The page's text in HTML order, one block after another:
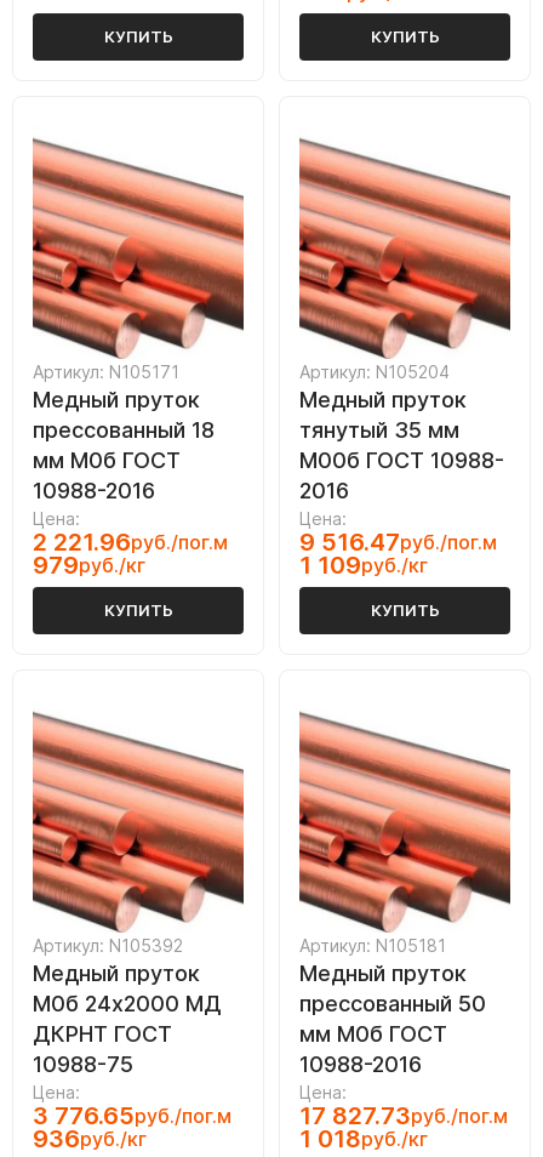
КУПИТЬ КУПИТЬ
Артикул: N105171
Медный пруток
прессованный 18
мм М0б ГОСТ
10988-2016
Цена:
2 221.96руб./пог.м
979руб./кг
КУПИТЬ
Артикул: N105204
Медный пруток
тянутый 35 мм
М00б ГОСТ 10988-
2016
Цена:
9 516.47руб./пог.м
1 109руб./кг
КУПИТЬ
Артикул: N105392
Медный пруток
М0б 24х2000 МД
ДКРНТ ГОСТ
10988-75
Цена:
3 776.65руб./пог.м
936руб./кг
Артикул: N105181
Медный пруток
прессованный 50
мм М0б ГОСТ
10988-2016
Цена:
17 827.73руб./пог.м
1 018руб./кг